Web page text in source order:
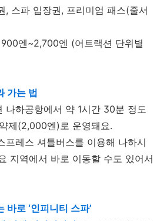
, 스파 입장권, 프리미엄 패스(줄서
900엔~2,700엔 (어트랙션 단위별
가는 법
나하공항에서 약 1시간 30분 정도
제(2,000엔)로 운영돼요.
프레스 셔틀버스를 이용해 나하시
지역에서 바로 이동할 수도 있어서
바로 ‘인피니티 스파’